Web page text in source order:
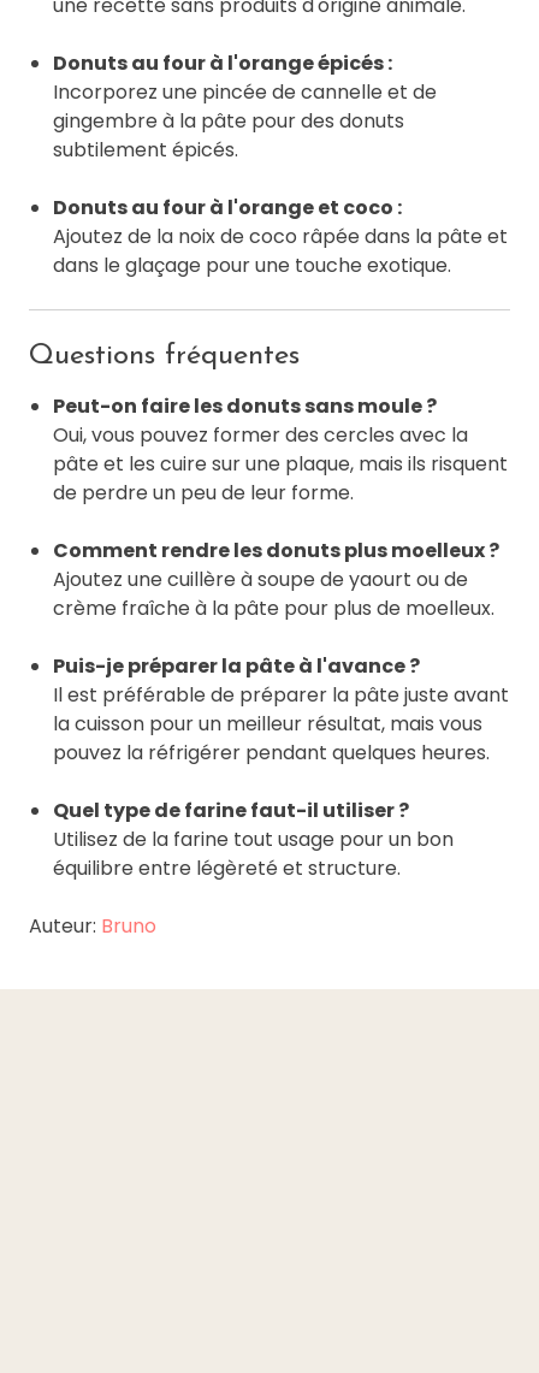
une recette sans produits d'origine animale.
Donuts au four à l'orange épicés :
Incorporez une pincée de cannelle et de
gingembre à la pâte pour des donuts
subtilement épicés.
Donuts au four à l'orange et coco :
Ajoutez de la noix de coco râpée dans la pâte et
dans le glaçage pour une touche exotique.
Questions fréquentes
Peut-on faire les donuts sans moule ?
Oui, vous pouvez former des cercles avec la
pâte et les cuire sur une plaque, mais ils risquent
de perdre un peu de leur forme.
Comment rendre les donuts plus moelleux ?
Ajoutez une cuillère à soupe de yaourt ou de
crème fraîche à la pâte pour plus de moelleux.
Puis-je préparer la pâte à l'avance ?
Il est préférable de préparer la pâte juste avant
la cuisson pour un meilleur résultat, mais vous
pouvez la réfrigérer pendant quelques heures.
Quel type de farine faut-il utiliser ?
Utilisez de la farine tout usage pour un bon
équilibre entre légèreté et structure.
Auteur: Bruno